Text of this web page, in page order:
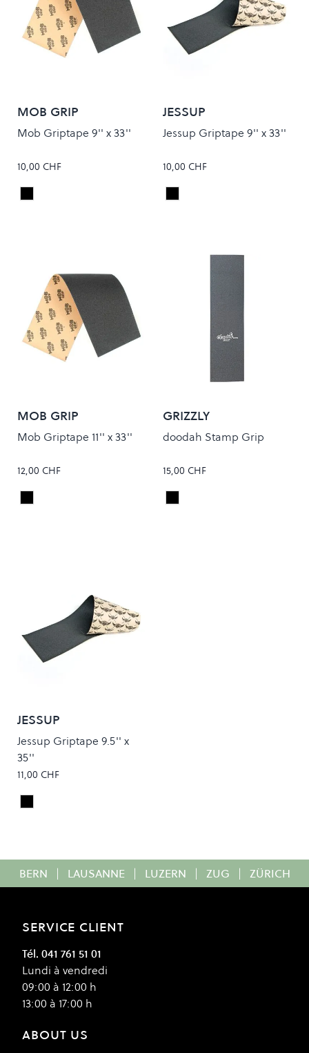
MOB GRIP
Mob Griptape 9'' x 33''
10,00 CHF
Colour
Black
JESSUP
Jessup Griptape 9'' x 33''
10,00 CHF
Colour
Black
MOB GRIP
Mob Griptape 11'' x 33''
12,00 CHF
Colour
Black
GRIZZLY
doodah Stamp Grip
15,00 CHF
Colour
Black
JESSUP
Jessup Griptape 9.5'' x
35''
11,00 CHF
Colour
Black
BERN | LAUSANNE | LUZERN | ZUG | ZÜRICH
SERVICE CLIENT
Tél. 041 761 51 01
Lundi à vendredi
09:00 à 12:00 h
13:00 à 17:00 h
ABOUT US